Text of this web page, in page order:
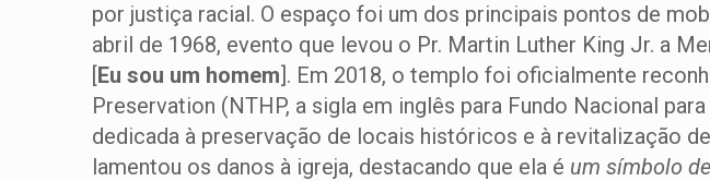
por justiça racial. O espaço foi um dos principais pontos de
abril de 1968, evento que levou o Pr. Martin Luther King Jr. a
[Eu sou um homem]. Em 2018, o templo foi oficialmente
Preservation (NTHP, a sigla em inglês para Fundo Nacional
dedicada à preservação de locais históricos e à revitalização
lamentou os danos à igreja, destacando que ela é um símbolo de